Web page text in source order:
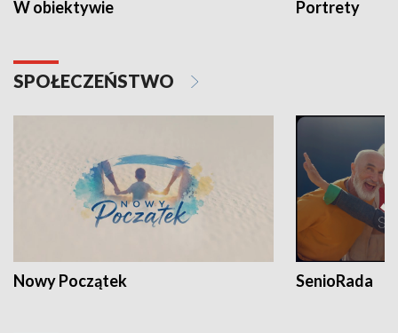
W obiektywie Portrety
SPOŁECZEŃSTWO
Nowy Początek SenioRada